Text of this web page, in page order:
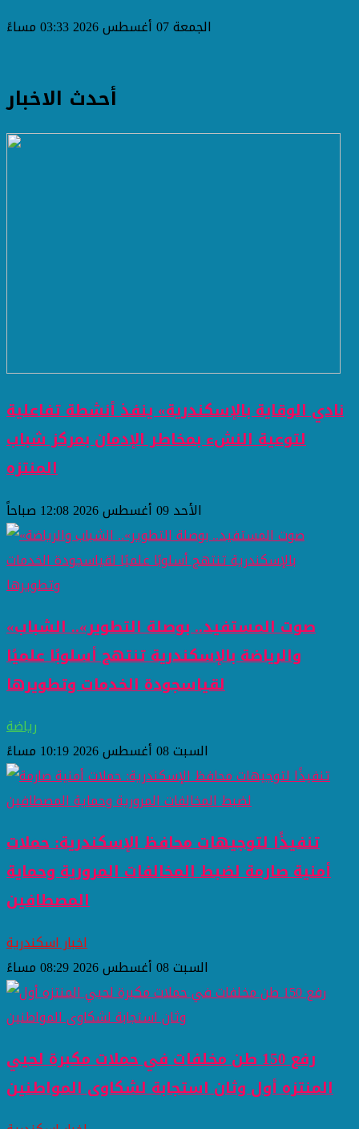
الجمعة 07 أغسطس 2026 03:33 مساءً
أحدث الاخبار
نادي الوقاية بالإسكندرية» ينفذ أنشطة تفاعلية
لتوعية النشء بمخاطر الإدمان بمركز شباب
المنتزه
الأحد 09 أغسطس 2026 12:08 صباحاً
«صوت المستفيد.. بوصلة التطوير».. الشباب
والرياضة بالإسكندرية تنتهج أسلوبًا علميًا
لقياسجودة الخدمات وتطويرها
رياضة
السبت 08 أغسطس 2026 10:19 مساءً
تنفيذًا لتوجيهات محافظ الإسكندرية: حملات
أمنية صارمة لضبط المخالفات المرورية وحماية
المصطافين
اخبار اسكندرية
السبت 08 أغسطس 2026 08:29 مساءً
رفع 150 طن مخلفات في حملات مكبرة لحيي
المنتزه أول وثان استجابة لشكاوى المواطنين